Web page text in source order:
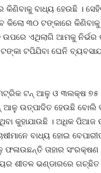
କିଣିବାକୁ ବାଧ୍ୟ ହେଉଛି ।
କିଲୋ ୩୦ ଟଙ୍କାରେ
ଏଥିଲାଗି ଆମକୁ ନିର୍ଭର
ଟପିଯିବା ଘେନି
ମେଟ୍ରିକ ଟନ୍‍ ଆଳୁ ଓ ୩ଲକ୍ଷ
ଉତ୍ପାଦିତ ହେଉଛି ବୋଲି
କୁହାଯାଉଛି । ଅଧିକ ପିଆଜ
ବାଧ୍ୟ ହୋଇ
ତାହାର ସଂରକ୍ଷଣ
ଶୀତଳ ଭଣ୍ଡାରରେ ଗଚ୍ଛିତ